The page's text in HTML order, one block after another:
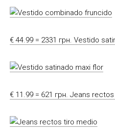
€ 44.99 = 2331 грн. Vestido
€ 11.99 = 621 грн. Jeans